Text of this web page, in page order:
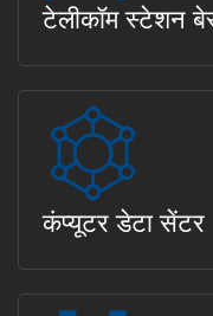
टेलीकॉम स्टेशन
कंप्यूटर डेटा सेंटर